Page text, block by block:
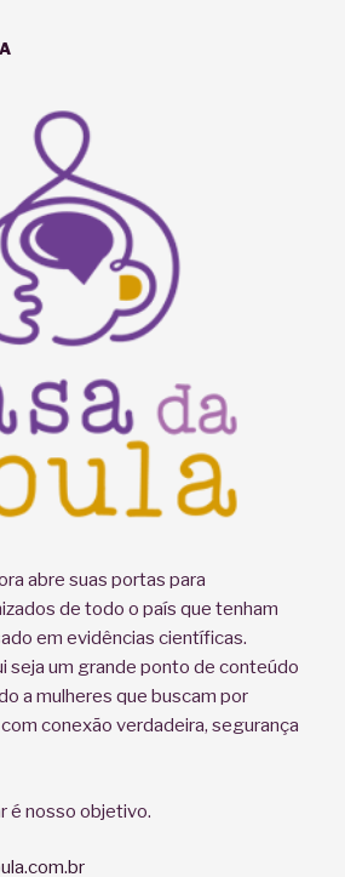
abre suas portas para
de todo o país que tenham
em evidências científicas.
seja um grande ponto de conteúdo
a mulheres que buscam por
conexão verdadeira, segurança
é nosso objetivo.